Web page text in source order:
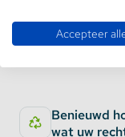
Op uw
En waar u
Energieklasse
Benieuwd
wat uw
Accepteer